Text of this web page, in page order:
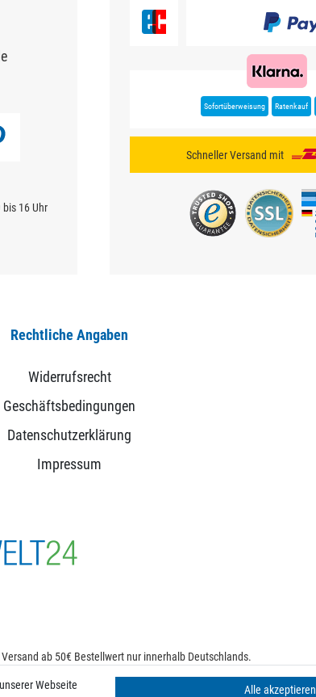
bis 16 Uhr
Sofortüberweisung Ratenkauf
Schneller Versand mit
Rechtliche Angaben
Widerrufsrecht
Geschäftsbedingungen
Datenschutzerklärung
Impressum
ab 50€ Bestellwert nur innerhalb Deutschlands.
Webseite
Alle akzeptieren